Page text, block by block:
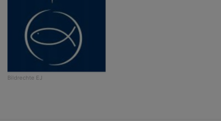
Bildrechte EJ